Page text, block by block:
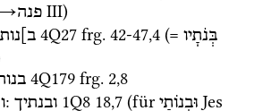
פנה ‎ III)
4Q27 frg. 42-47,4 (= בְּנֹתָיו
4Q179 frg. 2,8
ו: ובנתיך 1Q8 18,7 (für וּבְנוֹתַי Jes